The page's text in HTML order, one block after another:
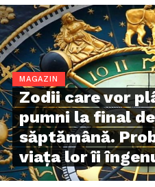
MAGAZIN
Zodii care vor
pumni la final de
săptămână.
viața lor îi